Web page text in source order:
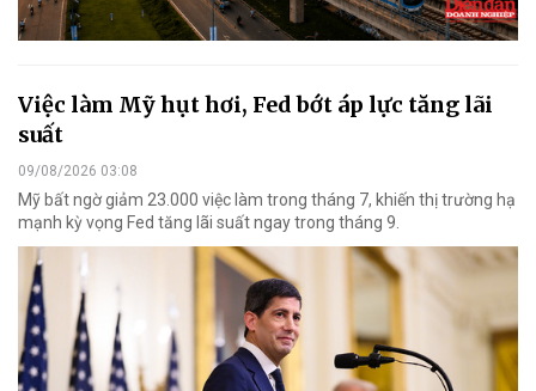
Việc làm Mỹ hụt hơi, Fed bớt áp lực tăng lãi
suất
09/08/2026 03:08
Mỹ bất ngờ giảm 23.000 việc làm trong tháng 7, khiến thị trường hạ
mạnh kỳ vọng Fed tăng lãi suất ngay trong tháng 9.